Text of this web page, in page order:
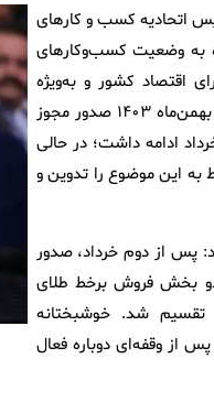
اتحادیه کسب و کارهای
به وضعیت کسب‌وکارهای
در سال گذشته، گفت: سال ۱۴۰۴ برای اقتصاد کشور و به‌ویژه
کسب‌وکارها سالی پر از فراز و نشیب بود. از بهمن‌ماه ۱۴۰۳ صدور مجوز
ادامه داشت؛ در حالی
مربوط به این موضوع را تدوین و
پس از دوم خرداد، صدور
دو بخش فروش برخط طلای
شد. خوشبختانه
از وقفه‌ای دوباره فعال